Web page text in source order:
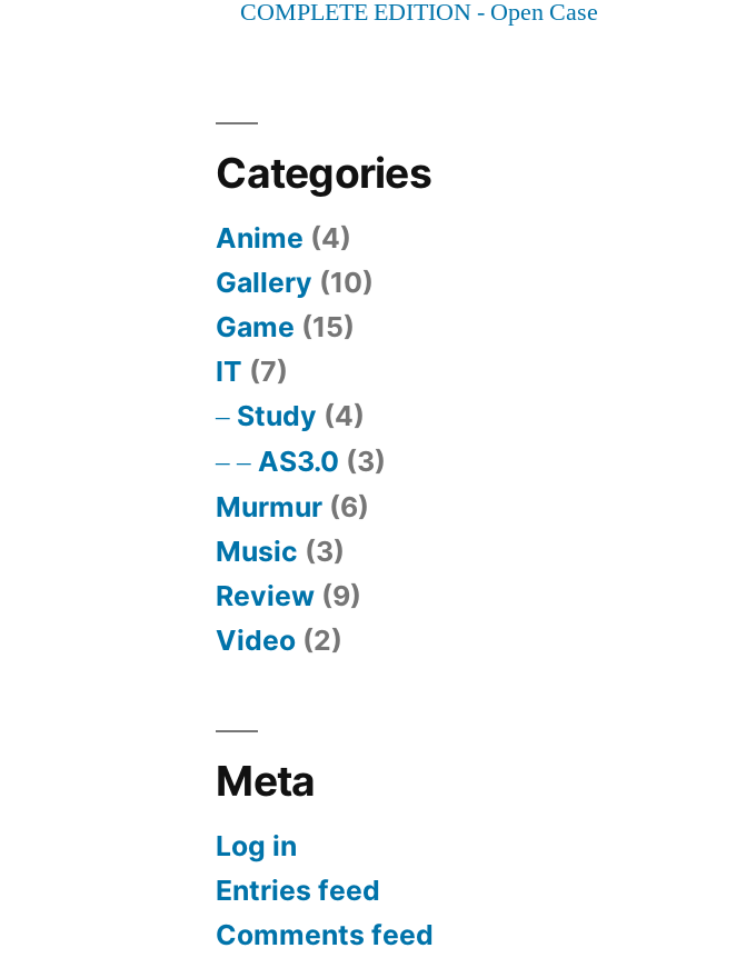
Case”
Case
COMPLETE EDITION - Open Case
Categories
Anime (4)
Gallery (10)
Game (15)
IT (7)
Study (4)
AS3.0 (3)
Murmur (6)
Music (3)
Review (9)
Video (2)
Meta
Log in
Entries feed
Comments feed